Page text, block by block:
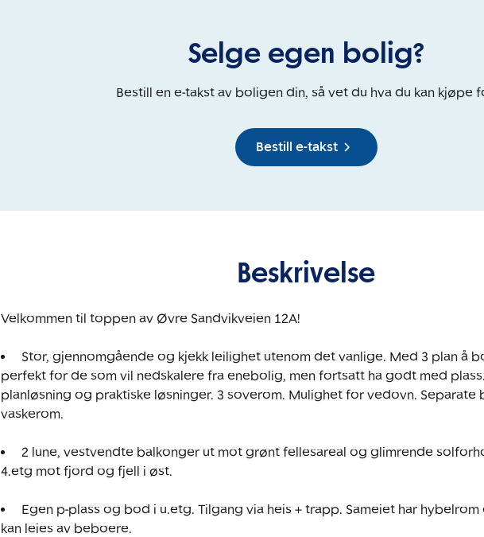
Selge egen bolig?
Bestill en e-takst av boligen din, så vet du hva du kan kjøpe
Bestill e-takst
Beskrivelse
Velkommen til toppen av Øvre Sandvikveien 12A!
Stor, gjennomgående og kjekk leilighet utenom det vanlige. Med 3 plan å
perfekt for de som vil nedskalere fra enebolig, men fortsatt ha godt med
planløsning og praktiske løsninger. 3 soverom. Mulighet for vedovn.
vaskerom.
2 lune, vestvendte balkonger ut mot grønt fellesareal og glimrende
4.etg mot fjord og fjell i øst.
Egen p-plass og bod i u.etg. Tilgang via heis + trapp. Sameiet har
kan leies av beboere.